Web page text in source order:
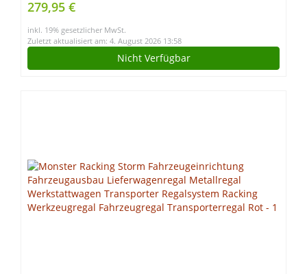
Türen, TÜV geprüft
279,95 €
inkl. 19% gesetzlicher MwSt.
Zuletzt aktualisiert am: 4. August 2026 13:58
Nicht Verfügbar